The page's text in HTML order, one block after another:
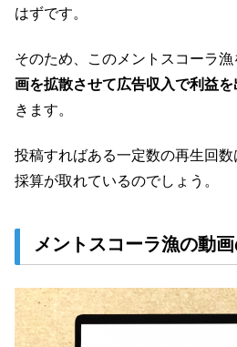
はずです。
そのため、このメントスコーラ
画を拡散させて広告収入で利益を
きます。
投稿すればある一定数の再生回
採算が取れているのでしょう。
メントスコーラ漁の動